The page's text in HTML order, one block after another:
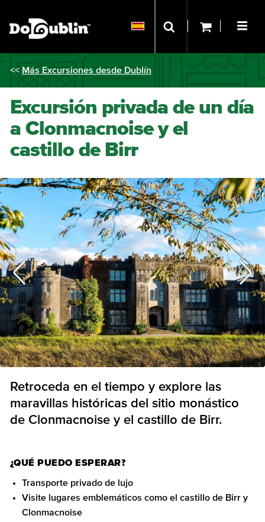
<< Más Excursiones desde Dublín
Excursión privada de un día
a Clonmacnoise y el
castillo de Birr
Retroceda en el tiempo y explore las
maravillas históricas del sitio monástico
de Clonmacnoise y el castillo de Birr.
¿QUÉ PUEDO ESPERAR?
Transporte privado de lujo
Visite lugares emblemáticos como el castillo de Birr y
Clonmacnoise